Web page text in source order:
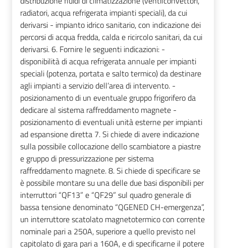
radiatori, acqua refrigerata impianti speciali), da cui
derivarsi - impianto idrico sanitario, con indicazione dei
percorsi di acqua fredda, calda e ricircolo sanitari, da cui
derivarsi. 6. Fornire le seguenti indicazioni: -
disponibilità di acqua refrigerata annuale per impianti
speciali (potenza, portata e salto termico) da destinare
agli impianti a servizio dell’area di intervento. -
posizionamento di un eventuale gruppo frigorifero da
dedicare al sistema raffreddamento magnete -
posizionamento di eventuali unità esterne per impianti
ad espansione diretta 7. Si chiede di avere indicazione
sulla possibile collocazione dello scambiatore a piastre
e gruppo di pressurizzazione per sistema
raffreddamento magnete. 8. Si chiede di specificare se
è possibile montare su una delle due basi disponibili per
interruttori “QF13” e “QF29” sul quadro generale di
bassa tensione denominato “QGENED CH-emergenza”,
un interruttore scatolato magnetotermico con corrente
nominale pari a 250A, superiore a quello previsto nel
capitolato di gara pari a 160A, e di specificarne il potere